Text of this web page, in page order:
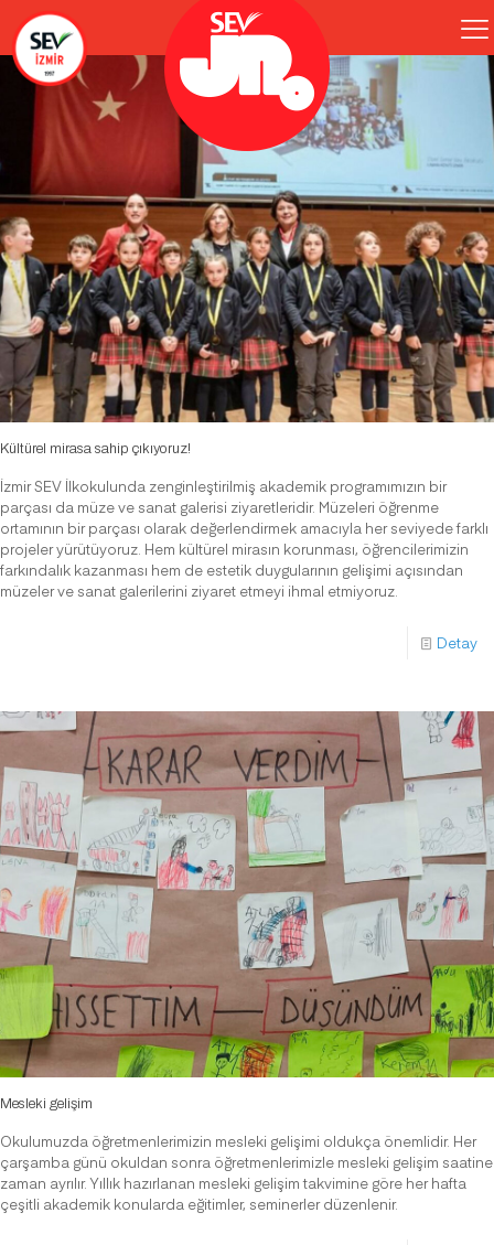
Kültürel mirasa sahip çıkıyoruz!
İzmir SEV İlkokulunda zenginleştirilmiş akademik programımızın bir
parçası da müze ve sanat galerisi ziyaretleridir. Müzeleri öğrenme
ortamının bir parçası olarak değerlendirmek amacıyla her seviyede farklı
projeler yürütüyoruz. Hem kültürel mirasın korunması, öğrencilerimizin
farkındalık kazanması hem de estetik duygularının gelişimi açısından
müzeler ve sanat galerilerini ziyaret etmeyi ihmal etmiyoruz.
Detay
Mesleki gelişim
Okulumuzda öğretmenlerimizin mesleki gelişimi oldukça önemlidir. Her
çarşamba günü okuldan sonra öğretmenlerimizle mesleki gelişim saatine
zaman ayrılır. Yıllık hazırlanan mesleki gelişim takvimine göre her hafta
çeşitli akademik konularda eğitimler, seminerler düzenlenir.